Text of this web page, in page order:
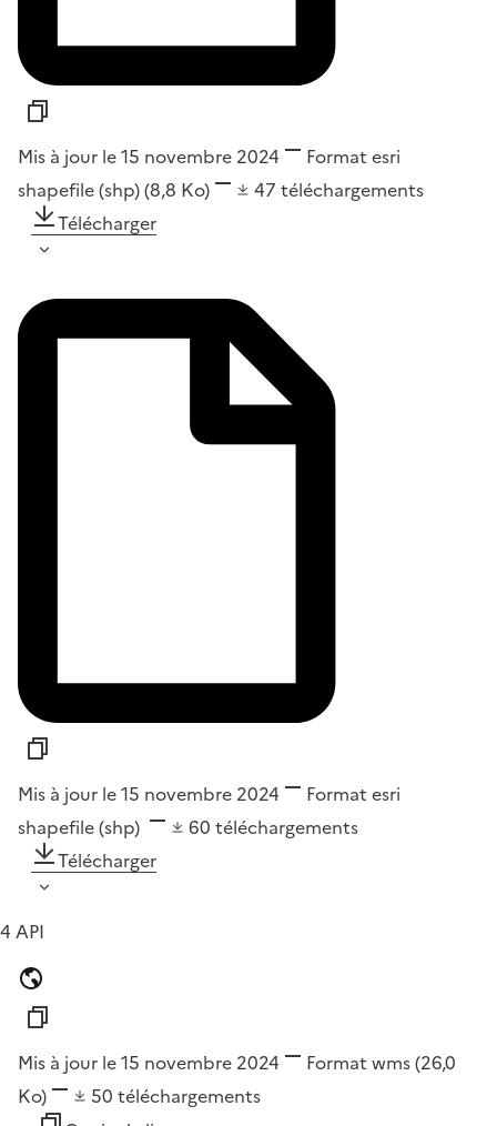
Mis à jour le 15 novembre 2024 Format esri
shapefile (shp)(8,8 Ko) 47 téléchargements
Télécharger
Mis à jour le 15 novembre 2024 Format esri
shapefile (shp)
60 téléchargements
Télécharger
4 API
Mis à jour le 15 novembre 2024 Format wms(26,0
Ko)
50 téléchargements